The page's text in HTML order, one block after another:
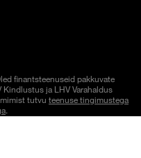
finantsteenuseid pakkuvate
ja LHV Varahaldus
tutvu teenuse tingimustega
.